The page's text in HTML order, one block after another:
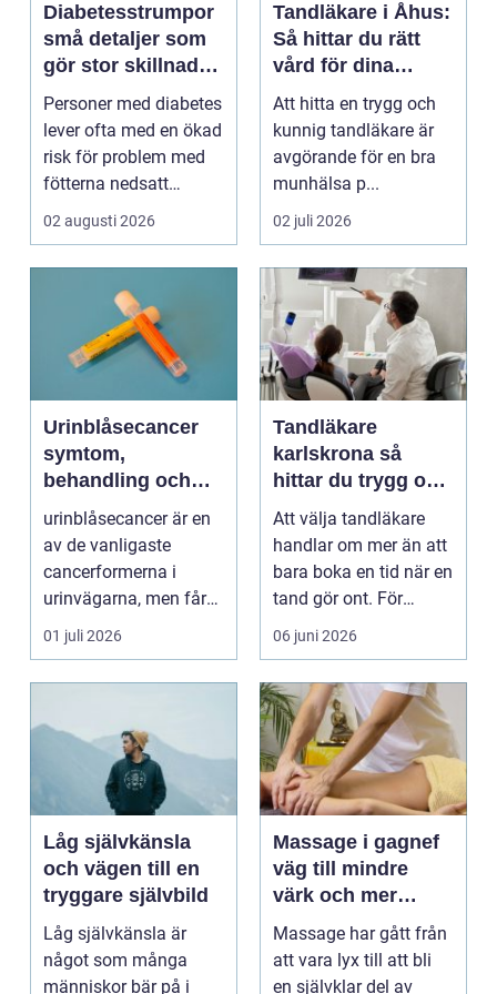
Diabetesstrumpor
små detaljer som
gör stor skillnad
för fötterna
Personer med diabetes
lever ofta med en ökad
risk för problem med
fötterna nedsatt
känsel, sämre bl...
02 augusti 2026
Tandläkare i Åhus:
Så hittar du rätt
vård för dina
tänder
Att hitta en trygg och
kunnig tandläkare är
avgörande för en bra
munhälsa p...
02 juli 2026
Urinblåsecancer
symtom,
behandling och
vägen vidare
urinblåsecancer är en
av de vanligaste
cancerformerna i
urinvägarna, men får
ofta mindre
uppmärksamh...
01 juli 2026
Tandläkare
karlskrona så
hittar du trygg och
långsiktig
tandvård
Att välja tandläkare
handlar om mer än att
bara boka en tid när en
tand gör ont. För
många är tandvå...
06 juni 2026
Låg självkänsla
och vägen till en
tryggare självbild
Låg självkänsla är
något som många
människor bär på i
Massage i gagnef
väg till mindre
värk och mer
vardagsenergi
Massage har gått från
att vara lyx till att bli
en självklar del av